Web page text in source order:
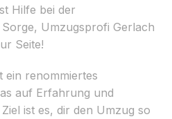
Hilfe bei der
Umzugsprofi Gerlach
Seite!
ein renommiertes
auf Erfahrung und
ist es, dir den Umzug so